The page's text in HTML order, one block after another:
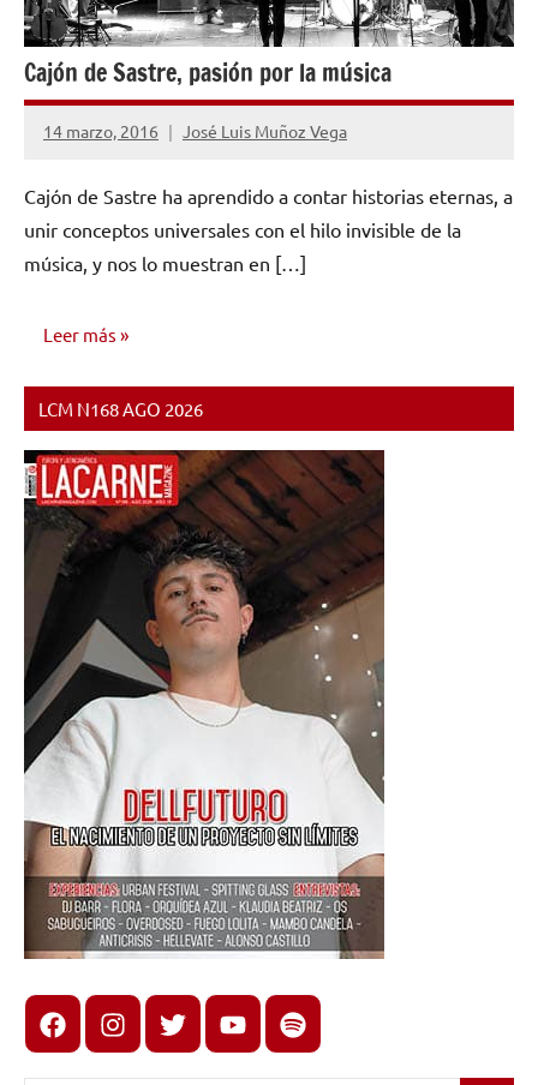
Cajón de Sastre, pasión por la música
14 marzo, 2016 José Luis Muñoz Vega
No
comentarios
Cajón de Sastre ha aprendido a contar historias eternas, a
unir conceptos universales con el hilo invisible de la
música, y nos lo muestran en […]
Leer más
ENTREVISTAS
LCM N168 AGO 2026
FacebookInstagram
X youtubespotify